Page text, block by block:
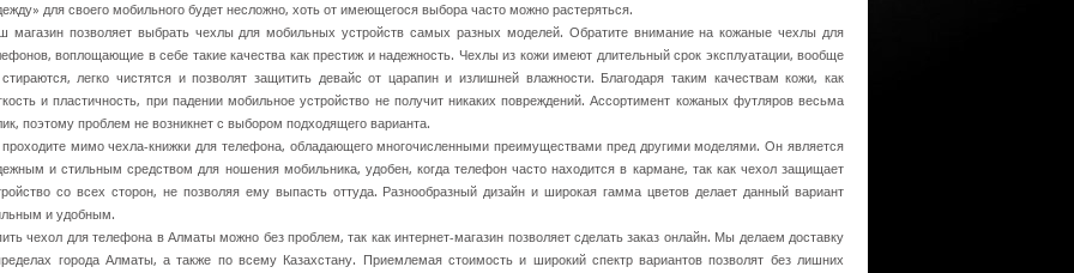
для своего мобильного будет несложно, хоть от имеющегося выбора часто можно растеряться.
магазин позволяет выбрать чехлы для мобильных устройств самых разных моделей. Обратите внимание на кожаные чехлы для
воплощающие в себе такие качества как престиж и надежность. Чехлы из кожи имеют длительный срок эксплуатации, вообще
легко чистятся и позволят защитить девайс от царапин и излишней влажности. Благодаря таким качествам кожи, как
и пластичность, при падении мобильное устройство не получит никаких повреждений. Ассортимент кожаных футляров весьма
поэтому проблем не возникнет с выбором подходящего варианта.
мимо чехла-книжки для телефона, обладающего многочисленными преимуществами пред другими моделями. Он является
и стильным средством для ношения мобильника, удобен, когда телефон часто находится в кармане, так как чехол защищает
со всех сторон, не позволяя ему выпасть оттуда. Разнообразный дизайн и широкая гамма цветов делает данный вариант
и удобным.
чехол для телефона в Алматы можно без проблем, так как интернет-магазин позволяет сделать заказ онлайн. Мы делаем доставку
города Алматы, а также по всему Казахстану. Приемлемая стоимость и широкий спектр вариантов позволят без лишних